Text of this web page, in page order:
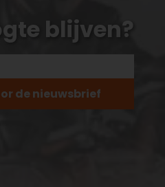
blijven?
de nieuwsbrief